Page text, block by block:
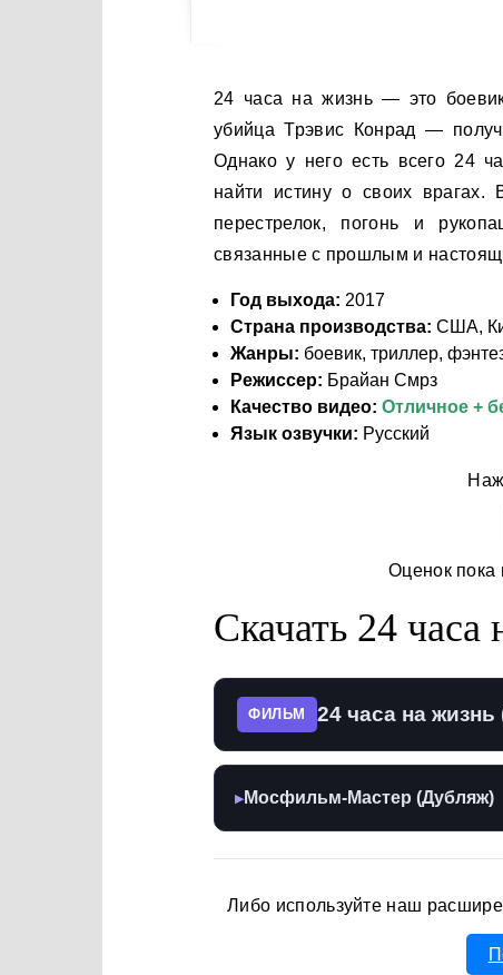
24 часа на жизнь — это боевик-триллер, в котором главный герой — наёмный
убийца Трэвис Конрад —
Однако у него есть всего 24
найти истину о своих
перестрелок, погонь и
связанные с прошлым и
Год выхода: 2017
Страна производства: США,
Жанры: боевик, триллер,
Режиссер: Брайан Смрз
Качество видео: Отличное +
Язык озвучки: Русский
Оценок пока
Скачать 24
ФИЛЬМ 24 часа на жизнь
▶ Мосфильм-Мастер (Дубляж)
Либо используйте наш